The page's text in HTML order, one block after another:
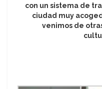
con un sistema de
ciudad muy
venimos de